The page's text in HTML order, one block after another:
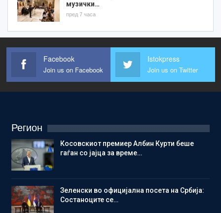
музички…
пред 7 часа
Facebook
Join us on Facebook
Istokpress
Join us on Twitter
Регион
Косовскиот премиер Албин Курти беше
гаѓан со јајца за време…
Зеленски во официјална посета на Србија:
Состаноците се…